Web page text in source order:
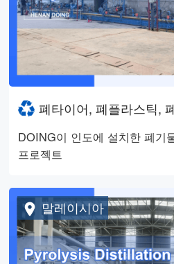
폐타이어, 폐플라스틱,
DOING이 인도에 설치한 폐기
프로젝트
말레이시아